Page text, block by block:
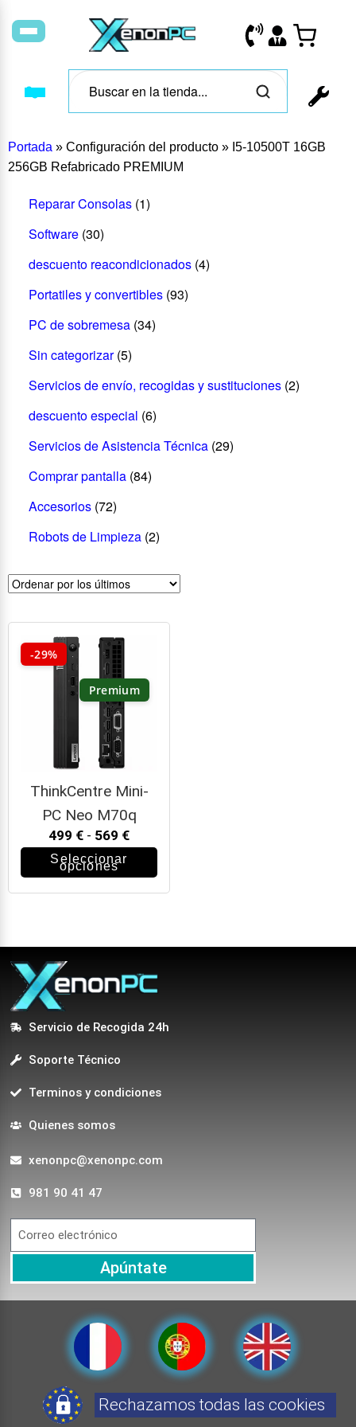
Portada » Configuración del producto » I5-10500T 16GB
256GB Refabricado PREMIUM
Reparar Consolas (1)
Software (30)
descuento reacondicionados (4)
Portatiles y convertibles (93)
PC de sobremesa (34)
Sin categorizar (5)
Servicios de envío, recogidas y sustituciones (2)
descuento especial (6)
Servicios de Asistencia Técnica (29)
Comprar pantalla (84)
Accesorios (72)
Robots de Limpieza (2)
-29%
Premium
ThinkCentre Mini-
PC Neo M70q
499 € - 569 €
Seleccionar
opciones
Servicio de Recogida 24h
Soporte Técnico
Terminos y condiciones
Quienes somos
xenonpc@xenonpc.com
981 90 41 47
Apúntate
Rechazamos todas las cookies